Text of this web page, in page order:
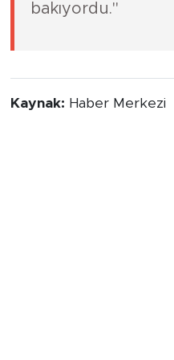
bakıyordu."
Kaynak: Haber Merkezi